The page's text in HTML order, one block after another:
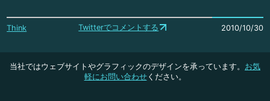
Think Twitterでコメントする 2010/10/30
当社ではウェブサイトやグラフィックのデザインを承っています。 お気
軽にお問い合わせください。